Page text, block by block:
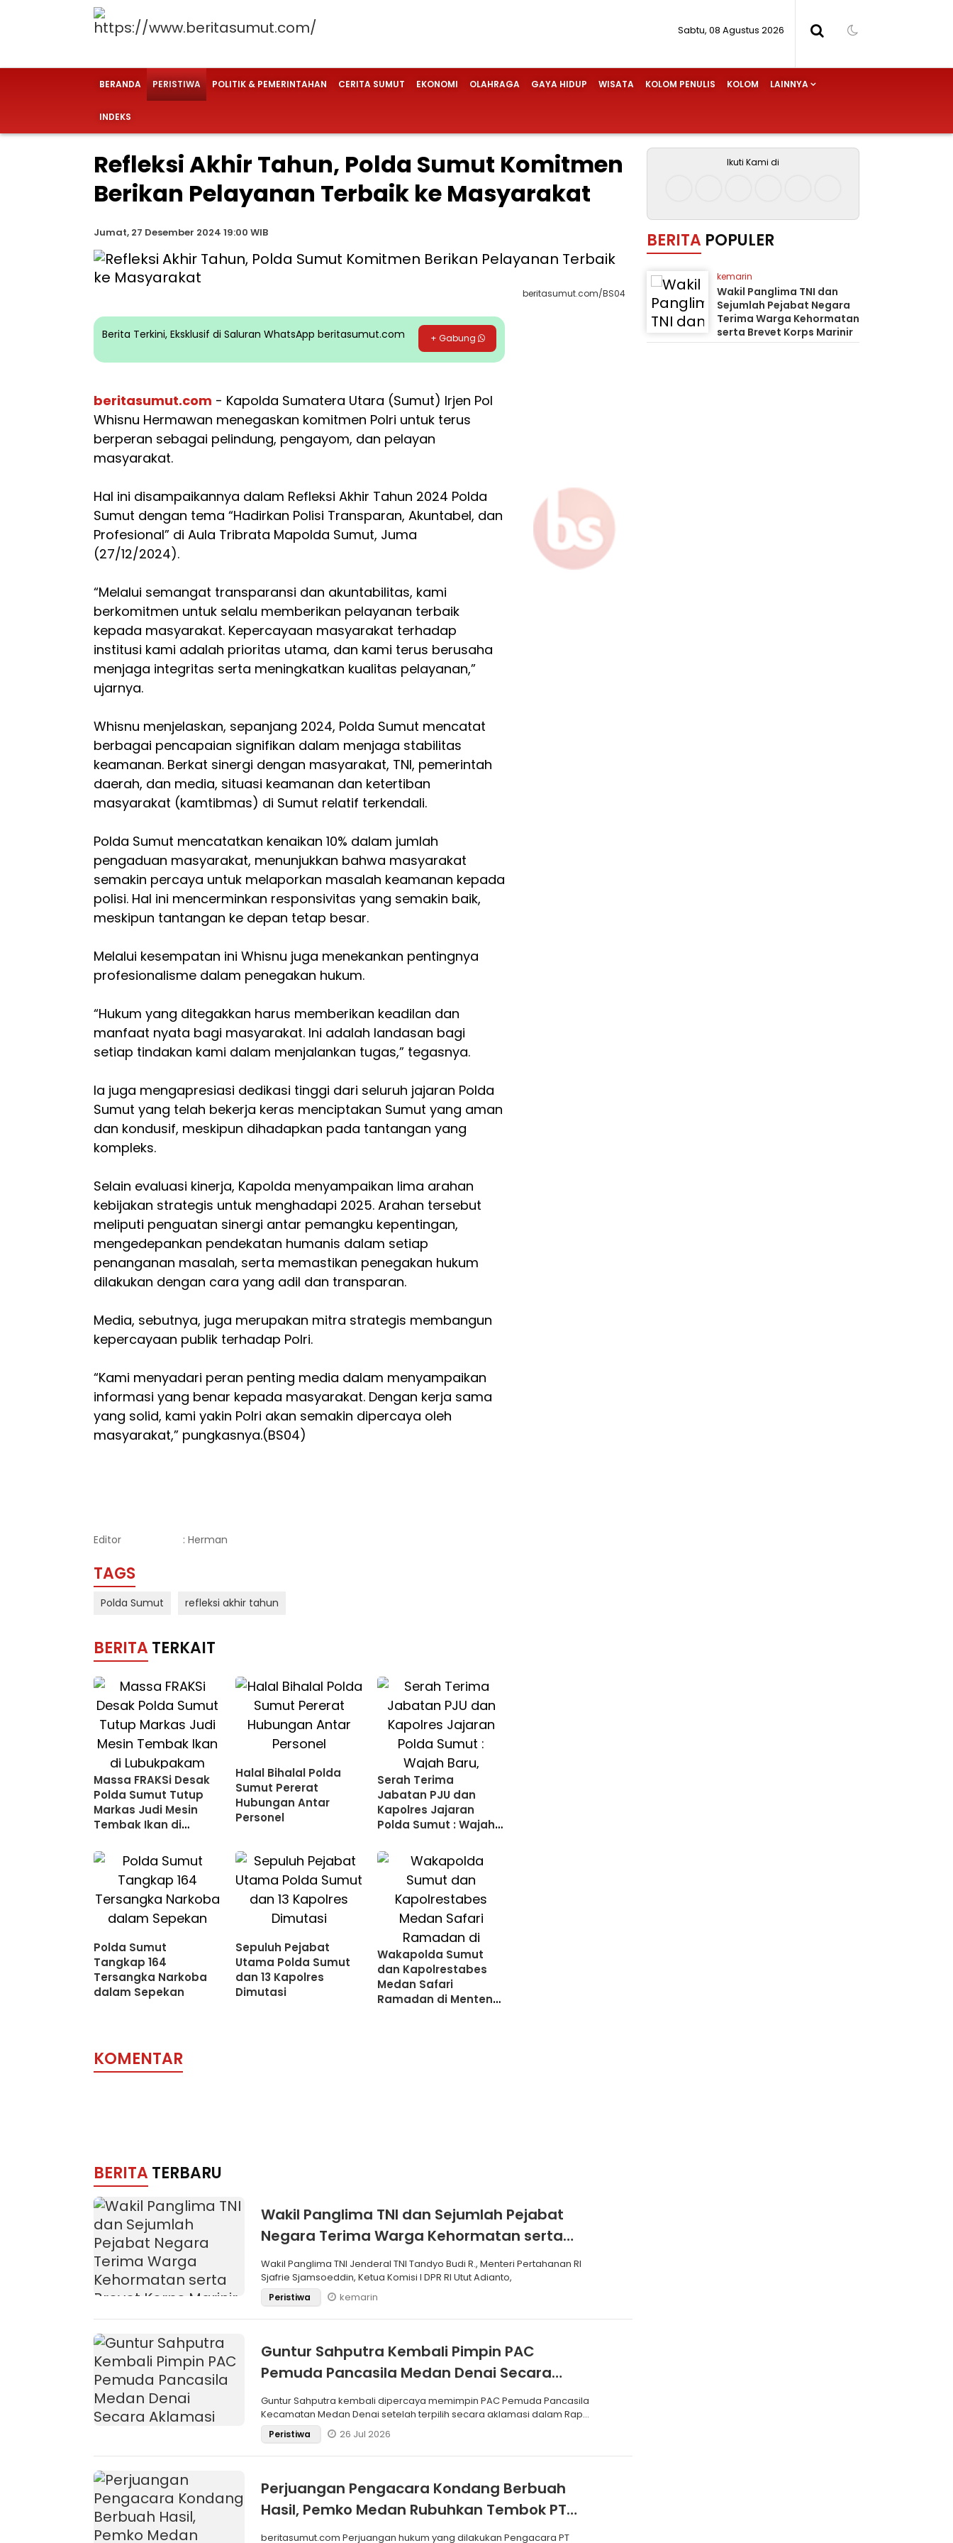
Sabtu, 08 Agustus 2026
BERANDA PERISTIWA POLITIK & PEMERINTAHAN CERITA SUMUT EKONOMI OLAHRAGA GAYA HIDUP WISATA KOLOM PENULIS KOLOM LAINNYA
INDEKS
Refleksi Akhir Tahun, Polda Sumut Komitmen
Berikan Pelayanan Terbaik ke Masyarakat
Jumat, 27 Desember 2024 19:00 WIB
beritasumut.com/BS04
Berita Terkini, Eksklusif di Saluran WhatsApp beritasumut.com + Gabung
beritasumut.com - Kapolda Sumatera Utara (Sumut) Irjen Pol
Whisnu Hermawan menegaskan komitmen Polri untuk terus
berperan sebagai pelindung, pengayom, dan pelayan
masyarakat.
Hal ini disampaikannya dalam Refleksi Akhir Tahun 2024 Polda
Sumut dengan tema “Hadirkan Polisi Transparan, Akuntabel, dan
Profesional” di Aula Tribrata Mapolda Sumut, Juma
(27/12/2024).
“Melalui semangat transparansi dan akuntabilitas, kami
berkomitmen untuk selalu memberikan pelayanan terbaik
kepada masyarakat. Kepercayaan masyarakat terhadap
institusi kami adalah prioritas utama, dan kami terus berusaha
menjaga integritas serta meningkatkan kualitas pelayanan,”
ujarnya.
Whisnu menjelaskan, sepanjang 2024, Polda Sumut mencatat
berbagai pencapaian signifikan dalam menjaga stabilitas
keamanan. Berkat sinergi dengan masyarakat, TNI, pemerintah
daerah, dan media, situasi keamanan dan ketertiban
masyarakat (kamtibmas) di Sumut relatif terkendali.
Polda Sumut mencatatkan kenaikan 10% dalam jumlah
pengaduan masyarakat, menunjukkan bahwa masyarakat
semakin percaya untuk melaporkan masalah keamanan kepada
polisi. Hal ini mencerminkan responsivitas yang semakin baik,
meskipun tantangan ke depan tetap besar.
Melalui kesempatan ini Whisnu juga menekankan pentingnya
profesionalisme dalam penegakan hukum.
“Hukum yang ditegakkan harus memberikan keadilan dan
manfaat nyata bagi masyarakat. Ini adalah landasan bagi
setiap tindakan kami dalam menjalankan tugas,” tegasnya.
Ia juga mengapresiasi dedikasi tinggi dari seluruh jajaran Polda
Sumut yang telah bekerja keras menciptakan Sumut yang aman
dan kondusif, meskipun dihadapkan pada tantangan yang
kompleks.
Selain evaluasi kinerja, Kapolda menyampaikan lima arahan
kebijakan strategis untuk menghadapi 2025. Arahan tersebut
meliputi penguatan sinergi antar pemangku kepentingan,
mengedepankan pendekatan humanis dalam setiap
penanganan masalah, serta memastikan penegakan hukum
dilakukan dengan cara yang adil dan transparan.
Media, sebutnya, juga merupakan mitra strategis membangun
kepercayaan publik terhadap Polri.
“Kami menyadari peran penting media dalam menyampaikan
informasi yang benar kepada masyarakat. Dengan kerja sama
yang solid, kami yakin Polri akan semakin dipercaya oleh
masyarakat,” pungkasnya.(BS04)
Editor : Herman
TAGS
Polda Sumut refleksi akhir tahun
BERITA TERKAIT
Massa FRAKSi Desak
Polda Sumut Tutup
Markas Judi Mesin
Tembak Ikan di
Halal Bihalal Polda
Sumut Pererat
Hubungan Antar
Personel
Serah Terima
Jabatan PJU dan
Kapolres Jajaran
Polda Sumut : Wajah
untuk Pengabdian
Terbaik
Polda Sumut
Tangkap 164
Tersangka Narkoba
dalam Sepekan
Sepuluh Pejabat
Utama Polda Sumut
dan 13 Kapolres
Dimutasi
Wakapolda Sumut
dan Kapolrestabes
Medan Safari
Ramadan di Menteng,
KOMENTAR
BERITA TERBARU
Wakil Panglima TNI dan Sejumlah Pejabat
Negara Terima Warga Kehormatan serta
Brevet Korps Marinir
Wakil Panglima TNI Jenderal TNI Tandyo Budi R., Menteri Pertahanan RI
Sjafrie Sjamsoeddin, Ketua Komisi I DPR RI Utut Adianto,
Peristiwa kemarin
Guntur Sahputra Kembali Pimpin PAC
Pemuda Pancasila Medan Denai Secara
Aklamasi
Guntur Sahputra kembali dipercaya memimpin PAC Pemuda Pancasila
Kecamatan Medan Denai setelah terpilih secara aklamasi dalam Rapat
Pemilihan
Peristiwa 26 Jul 2026
Perjuangan Pengacara Kondang Berbuah
Hasil, Pemko Medan Rubuhkan Tembok PT
SBP
beritasumut.com Perjuangan hukum yang dilakukan Pengacara PT
Ikuti Kami di
BERITA POPULER
kemarin
Wakil Panglima TNI dan
Sejumlah Pejabat Negara
Terima Warga Kehormatan
serta Brevet Korps Marinir